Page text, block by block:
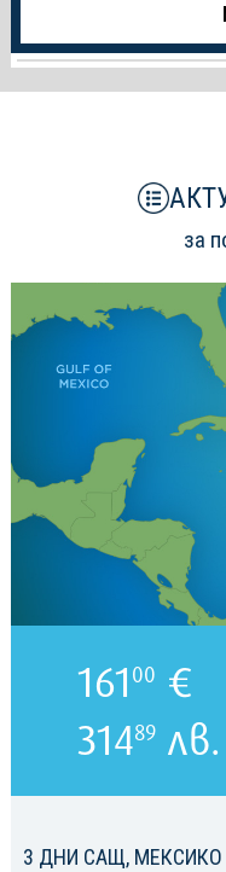
за
Круиза
за
3 ДНИ САЩ, МЕКСИКО
161 00 €
31489лв.